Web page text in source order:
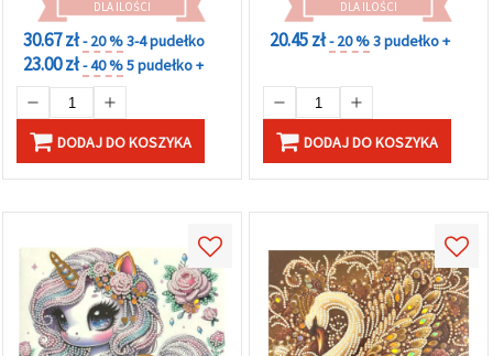
DLA ILOŚCI
30.67 zł- 20 %3-4 pudełko
23.00 zł- 40 %5 pudełko +
DODAJ DO KOSZYKA
DLA ILOŚCI
20.45 zł- 20 %3 pudełko +
DODAJ DO KOSZYKA